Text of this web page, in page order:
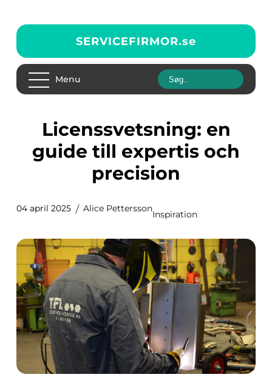
SERVICEFIRMOR.se
Menu
Licenssvetsning: en
guide till expertis och
precision
04 april 2025 Alice Pettersson
Inspiration